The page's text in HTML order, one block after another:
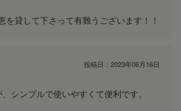
を貸して下さって有難うございます！！
投稿日：2023年06月16日
シンプルで使いやすくて便利です。